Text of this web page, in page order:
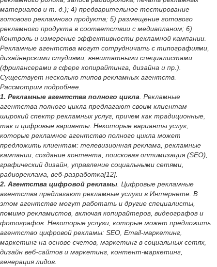
материалов и т. д.); 4) предварительное тестирование
готового рекламного продукта; 5) размещение готового
рекламного продукта в соответствии с медиапланом; 6)
Контроль и измерение эффективности рекламной кампании.
Рекламные агентства могут сотрудничать с типографиями,
дизайнерскими студиями, внештатными специалистами
(фрилансерами в сфере копирайтинга, дизайна и пр.).
Существует несколько типов рекламных агентств.
Рассмотрим подробнее.
1. Рекламные агентства полного цикла . Рекламные
агентства полного цикла предлагают своим клиентам
широкий спектр рекламных услуг, причем как традиционные,
так и цифровые варианты. Некоторые варианты услуг,
которые рекламное агентство полного цикла может
предложить клиентам: телевизионная реклама, рекламные
кампании, создание контента, поисковая оптимизация (SEO),
графический дизайн, управление социальными сетями,
радиореклама, веб-разработка[12].
2. Агентства цифровой рекламы . Цифровые рекламные
агентства предлагают рекламные услуги в Интернете. В
этом агентстве могут работать и другие специалисты,
помимо рекламистов, включая копирайтеров, видеографов и
фотографов. Некоторые услуги, которые может предложить
агентство цифровой рекламы: SEO, Email-маркетинг,
маркетинг на основе счетов, маркетинг в социальных сетях,
дизайн веб-сайтов и маркетинг, контент-маркетинг,
генерация лидов.